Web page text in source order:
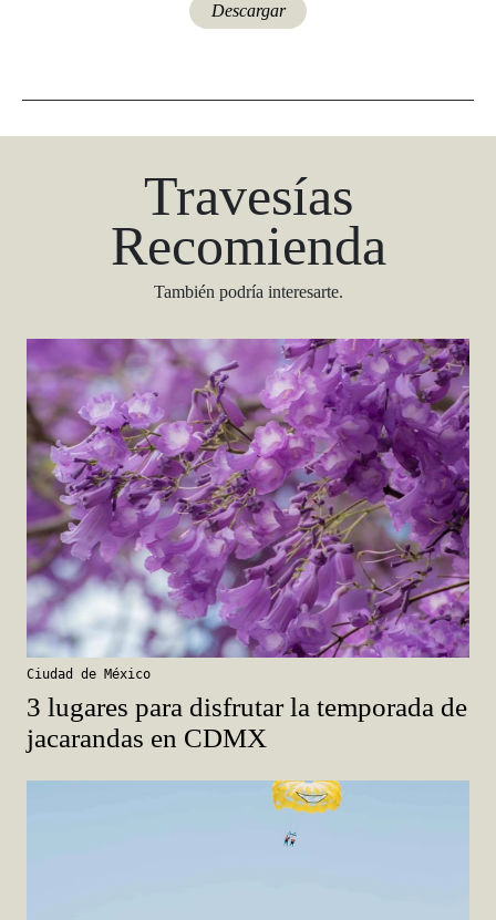
Travesías
Recomienda
También podría interesarte.
Ciudad de México
3 lugares para disfrutar la temporada de